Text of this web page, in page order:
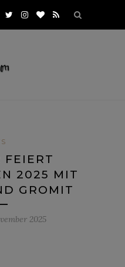
FEIERT
2025 MIT
GROMIT
2025